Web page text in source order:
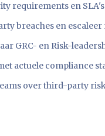
requirements en
breaches en
GRC- en Risk-
actuele compliance
over third-party